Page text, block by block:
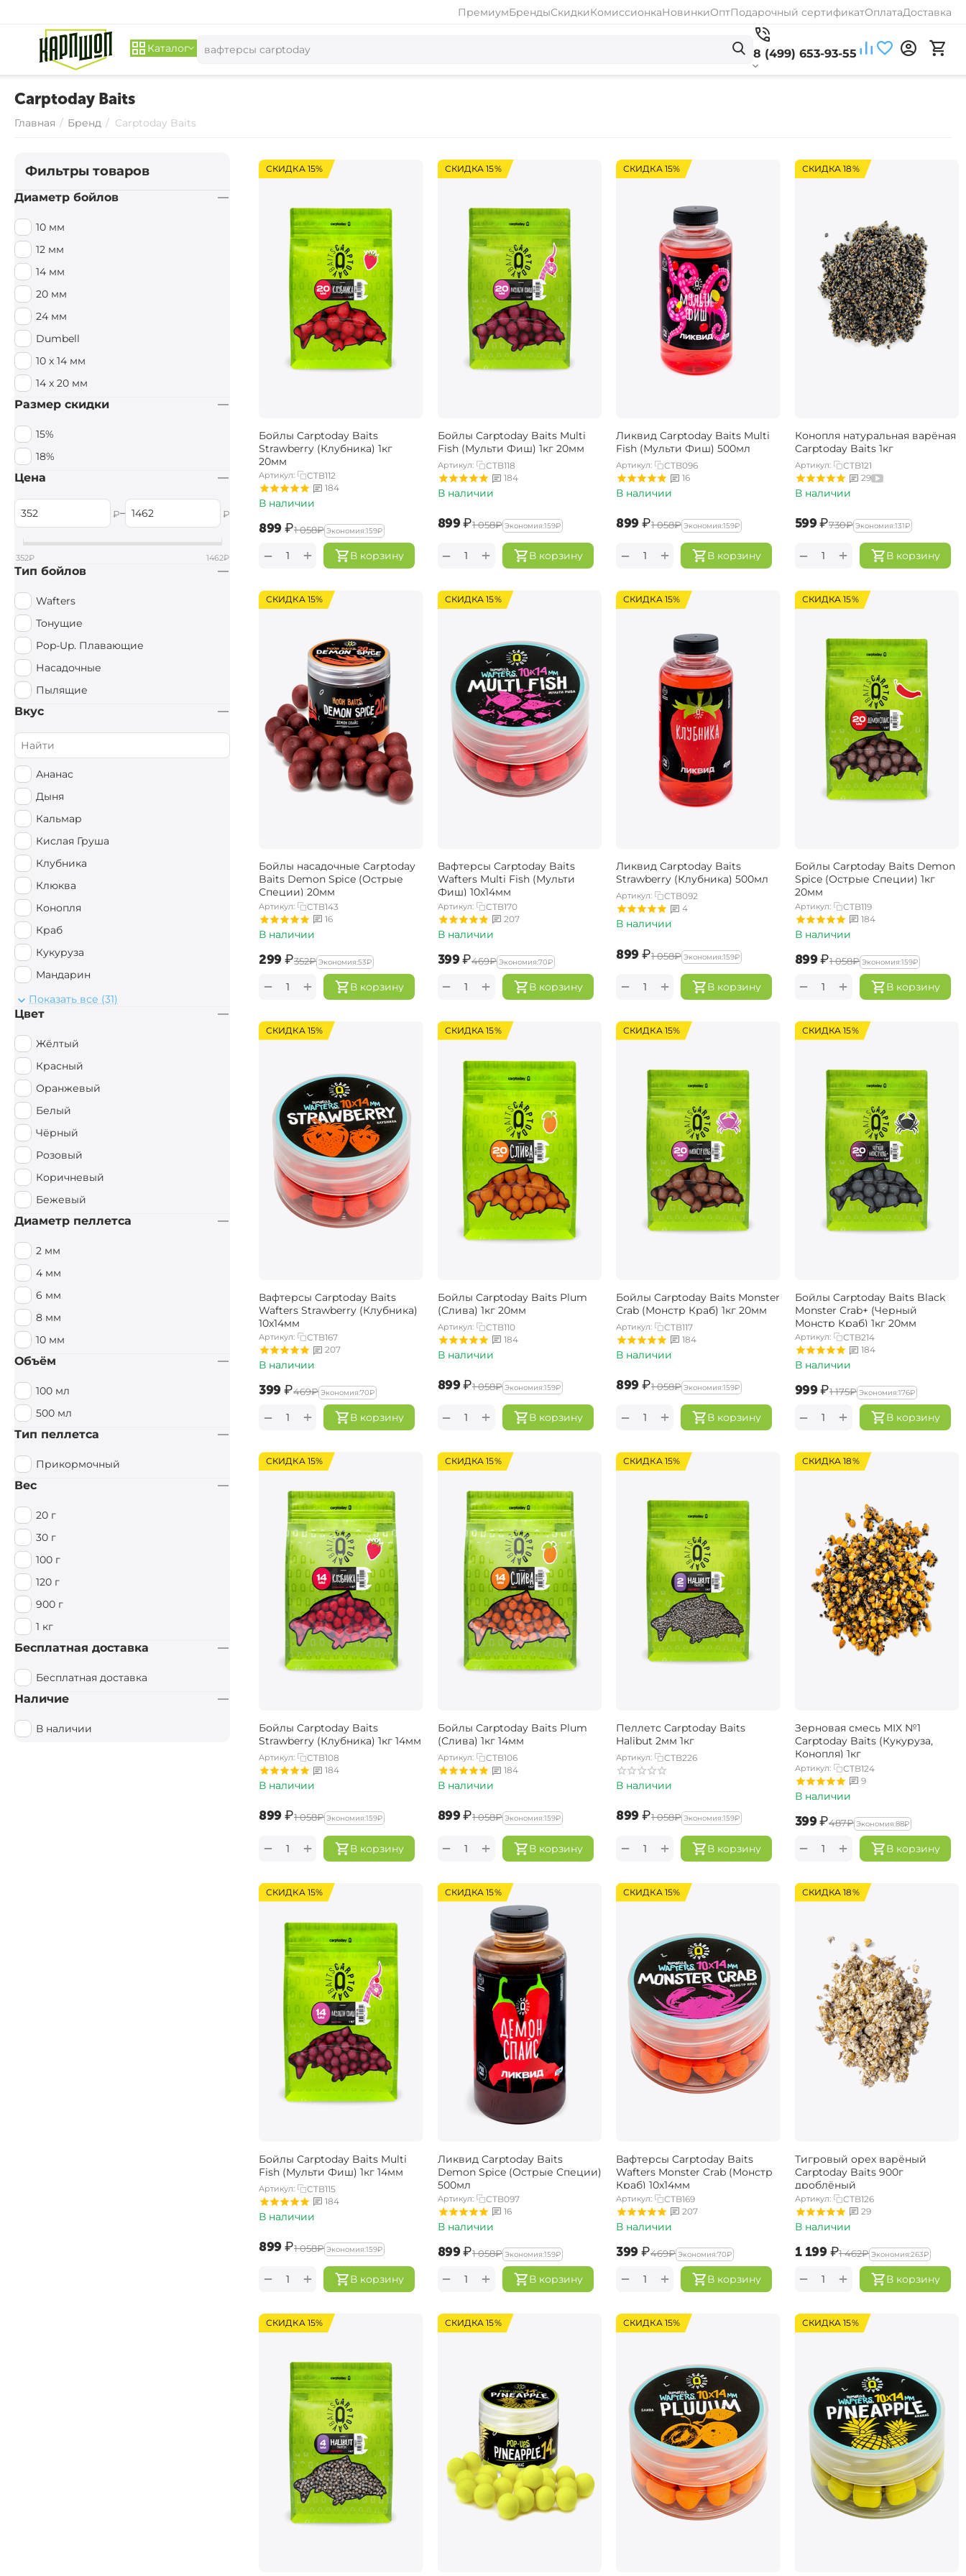
ПремиумБрендыСкидкиКомиссионкаНовинкиОптПодарочный сертификатОплатаДоставка
Каталог 8 (499) 653-93-55
Carptoday Baits
Главная / Бренд / Carptoday Baits
СКИДКА 15%
Бойлы Carptoday Baits
Strawberry (Клубника) 1кг
20мм
Артикул:
CTB112
184
В наличии
‍899‍₽‍1 058‍₽ Экономия:‍159‍₽
В корзину
+
−
СКИДКА 15%
Бойлы Carptoday Baits Multi
Fish (Мульти Фиш) 1кг 20мм
Артикул:
CTB118
184
В наличии
‍899‍₽‍1 058‍₽ Экономия:‍159‍₽
В корзину
+
−
СКИДКА 15%
Ликвид Carptoday Baits Multi
Fish (Мульти Фиш) 500мл
Артикул:
CTB096
16
В наличии
‍899‍₽‍1 058‍₽ Экономия:‍159‍₽
В корзину
+
−
СКИДКА 18%
Конопля натуральная варёная
Carptoday Baits 1кг
Артикул:
CTB121
29
В наличии
‍599‍₽‍730‍₽ Экономия:‍131‍₽
В корзину
+
−
СКИДКА 15%
Бойлы насадочные Carptoday
Baits Demon Spice (Острые
Специи) 20мм
Артикул:
CTB143
16
В наличии
‍299‍₽‍352‍₽ Экономия:‍53‍₽
В корзину
+
−
СКИДКА 15%
Вафтерсы Carptoday Baits
Wafters Multi Fish (Мульти
Фиш) 10х14мм
Артикул:
CTB170
207
В наличии
‍399‍₽‍469‍₽ Экономия:‍70‍₽
В корзину
+
−
СКИДКА 15%
Ликвид Carptoday Baits
Strawberry (Клубника) 500мл
Артикул:
CTB092
4
В наличии
‍899‍₽‍1 058‍₽ Экономия:‍159‍₽
В корзину
+
−
СКИДКА 15%
Бойлы Carptoday Baits Demon
Spice (Острые Специи) 1кг
20мм
Артикул:
CTB119
184
В наличии
‍899‍₽‍1 058‍₽ Экономия:‍159‍₽
В корзину
+
−
СКИДКА 15%
Вафтерсы Carptoday Baits
Wafters Strawberry (Клубника)
10х14мм
Артикул:
CTB167
207
В наличии
‍399‍₽‍469‍₽ Экономия:‍70‍₽
В корзину
+
−
СКИДКА 15%
Бойлы Carptoday Baits Plum
(Слива) 1кг 20мм
Артикул:
CTB110
184
В наличии
‍899‍₽‍1 058‍₽ Экономия:‍159‍₽
В корзину
+
−
СКИДКА 15%
Бойлы Carptoday Baits Monster
Crab (Монстр Краб) 1кг 20мм
Артикул:
CTB117
184
В наличии
‍899‍₽‍1 058‍₽ Экономия:‍159‍₽
В корзину
+
−
СКИДКА 15%
Бойлы Carptoday Baits Black
Monster Crab+ (Черный
Монстр Краб) 1кг 20мм
Артикул:
CTB214
184
В наличии
‍999‍₽‍1 175‍₽ Экономия:‍176‍₽
В корзину
+
−
СКИДКА 15%
Бойлы Carptoday Baits
Strawberry (Клубника) 1кг 14мм
Артикул:
CTB108
184
В наличии
‍899‍₽‍1 058‍₽ Экономия:‍159‍₽
В корзину
+
−
СКИДКА 15%
Бойлы Carptoday Baits Plum
(Слива) 1кг 14мм
Артикул:
CTB106
184
В наличии
‍899‍₽‍1 058‍₽ Экономия:‍159‍₽
В корзину
+
−
СКИДКА 15%
Пеллетс Carptoday Baits
Halibut 2мм 1кг
Артикул: CTB226
В наличии
‍899‍₽‍1 058‍₽ Экономия:‍159‍₽
В корзину
+
−
СКИДКА 18%
Зерновая смесь MIX №1
Carptoday Baits (Кукуруза,
Конопля) 1кг
Артикул:
CTB124
9
В наличии
‍399‍₽‍487‍₽ Экономия:‍88‍₽
В корзину
+
−
СКИДКА 15%
Бойлы Carptoday Baits Multi
Fish (Мульти Фиш) 1кг 14мм
Артикул:
CTB115
184
В наличии
‍899‍₽‍1 058‍₽ Экономия:‍159‍₽
В корзину
+
−
СКИДКА 15%
Ликвид Carptoday Baits
Demon Spice (Острые Специи)
500мл
Артикул:
CTB097
16
В наличии
‍899‍₽‍1 058‍₽ Экономия:‍159‍₽
В корзину
+
−
СКИДКА 15%
Вафтерсы Carptoday Baits
Wafters Monster Crab (Монстр
Краб) 10х14мм
Артикул:
CTB169
207
В наличии
‍399‍₽‍469‍₽ Экономия:‍70‍₽
В корзину
+
−
СКИДКА 18%
Тигровый орех варёный
Carptoday Baits 900г
дроблёный
Артикул:
CTB126
29
В наличии
‍1 199‍₽‍1 462‍₽ Экономия:‍263‍₽
В корзину
+
−
СКИДКА 15% СКИДКА 15% СКИДКА 15% СКИДКА 15%
Фильтры товаров
Диаметр бойлов
10 мм
12 мм
14 мм
20 мм
24 мм
Dumbell
10 х 14 мм
14 x 20 мм
Размер скидки
15%
18%
Цена
₽– ₽
352₽ 1462₽
Тип бойлов
Wafters
Тонущие
Pop-Up. Плавающие
Насадочные
Пылящие
Вкус
Ананас
Дыня
Кальмар
Кислая Груша
Клубника
Клюква
Конопля
Краб
Кукуруза
Мандарин
Монстр Краб
Мульти Фиш
Мульти Фрукт
Мясной
Орех
Острые Специи
Осьминог
Палтус
Перец чили
Пряный
Рыбный
Тутти Фрутти
Фруктовый / Кислый
Цитрус
Чеснок
Показать все (31)
Цвет
Жёлтый
Красный
Оранжевый
Белый
Чёрный
Розовый
Коричневый
Бежевый
Диаметр пеллетса
2 мм
4 мм
6 мм
8 мм
10 мм
Объём
100 мл
500 мл
Тип пеллетса
Прикормочный
Вес
20 г
30 г
100 г
120 г
900 г
1 кг
Бесплатная доставка
Бесплатная доставка
Наличие
В наличии